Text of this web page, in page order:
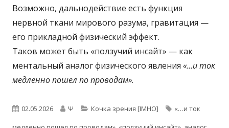
Возможно, дальнодействие есть функция
нервной ткани мирового разума, гравитация —
его прикладной физический эффект.
Таков может быть «ползучий инсайт» — как
ментальный аналог физического явления «…и ток
медленно пошел по проводам».
Опубликовано
02.05.2026 Автор
Ψ Рубрики
Кочка зрения [IMHO] Метки
«…и ток